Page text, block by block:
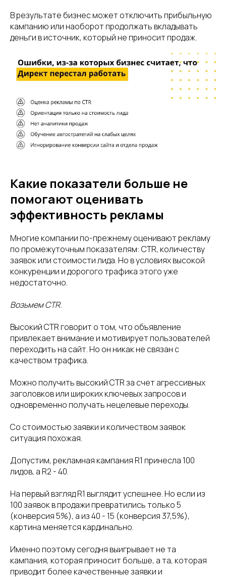
В результате бизнес может отключить прибыльную
кампанию или наоборот продолжать вкладывать
деньги в источник, который не приносит продаж.
Какие показатели больше не
помогают оценивать
эффективность рекламы
Многие компании по-прежнему оценивают рекламу
по промежуточным показателям: CTR, количеству
заявок или стоимости лида. Но в условиях высокой
конкуренции и дорогого трафика этого уже
недостаточно.
Возьмем CTR.
Высокий CTR говорит о том, что объявление
привлекает внимание и мотивирует пользователей
переходить на сайт. Но он никак не связан с
качеством трафика.
Можно получить высокий CTR за счет агрессивных
заголовков или широких ключевых запросов и
одновременно получать нецелевые переходы.
Со стоимостью заявки и количеством заявок
ситуация похожая.
Допустим, рекламная кампания R1 принесла 100
лидов, а R2 - 40.
На первый взгляд R1 выглядит успешнее. Но если из
100 заявок в продажи превратились только 5
(конверсия 5%), а из 40 - 15 (конверсия 37,5%),
картина меняется кардинально.
Именно поэтому сегодня выигрывает не та
кампания, которая приносит больше, а та, которая
приводит более качественные заявки и